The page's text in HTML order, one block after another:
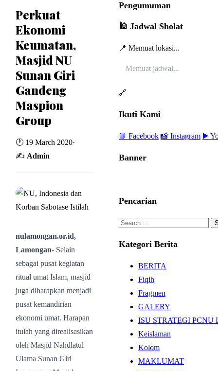
Perkuat
Ekonomi
Keumatan,
Masjid NU
Sunan Giri
Gandeng
Maspion
Group
🕐 19 March 2020·
✍️ Admin
nulamongan.or.id,
Lamongan- Selain
sebagai pusat kegiatan
ritual umat Islam, masjid
juga diharapkan menjadi
pusat kemandirian
ekonomi umat. Harapan
itulah yang direalisasikan
oleh Masjid Nahdlatul
Ulama Sunan Giri
Pengumuman
🕌 Jadwal Sholat
📍 Memuat lokasi...
Memuat jadwal...
🔗
Ikuti Kami
📘 Facebook 📸 Instagram ▶️
Banner
Pencarian
Search
Kategori Berita
BERITA
Fiqih
Fragmen
GALERY
ISU STRATEGI
Keislaman
Kolom
MAKLUMAT